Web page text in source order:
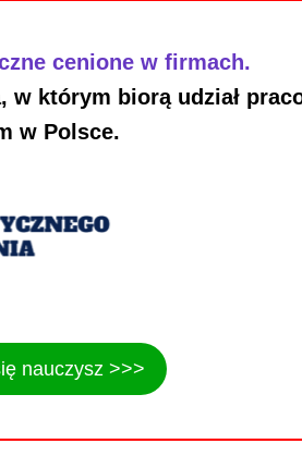
cenione w firmach.
w którym biorą udział
w Polsce.
nauczysz >>>